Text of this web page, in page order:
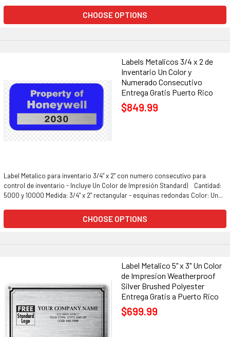
CHOOSE OPTIONS
Labels Metalicos 3/4 x 2 de
Inventario Un Color y
Numerado Consecutivo
Entrega Gratis Puerto Rico
$849.99
Label Metalico para inventario 3/4" x 2" con numero consecutivo para
control de inventario - Incluye Un Color de Impresión Standard) Cantidad:
5000 y 10000 Medida: 3/4" x 2" rectangular - esquinas redondas Color: Un...
CHOOSE OPTIONS
Label Metalico 5" x 3" Un Color
de Impresion Weatherproof
Silver Brushed Polyester
Entrega Gratis a Puerto Rico
$699.99